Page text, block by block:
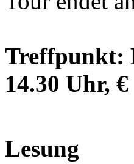
Treffpunkt:
14.30 Uhr,
Lesung